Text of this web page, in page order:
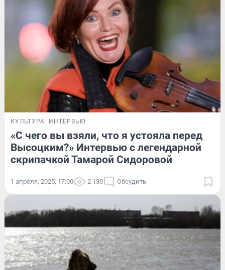
КУЛЬТУРА ИНТЕРВЬЮ
«С чего вы взяли, что я устояла перед
Высоцким?» Интервью с легендарной
скрипачкой Тамарой Сидоровой
1 апреля, 2025, 17:00 2 130 Обсудить